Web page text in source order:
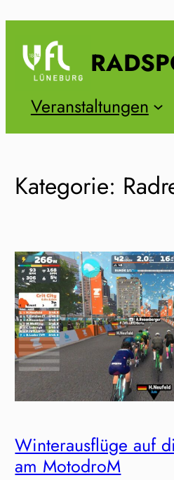
springen
Veranstaltungen
Kategorie:
Winterausflüge auf
am MotodroM